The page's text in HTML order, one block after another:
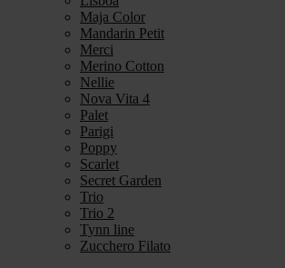
Maja Color
Mandarin Petit
Merci
Merino Cotton
Nellie
Nova Vita 4
Palet
Parigi
Poppy
Scarlet
Secret Garden
Trio
Trio 2
Tynn line
Zucchero Filato